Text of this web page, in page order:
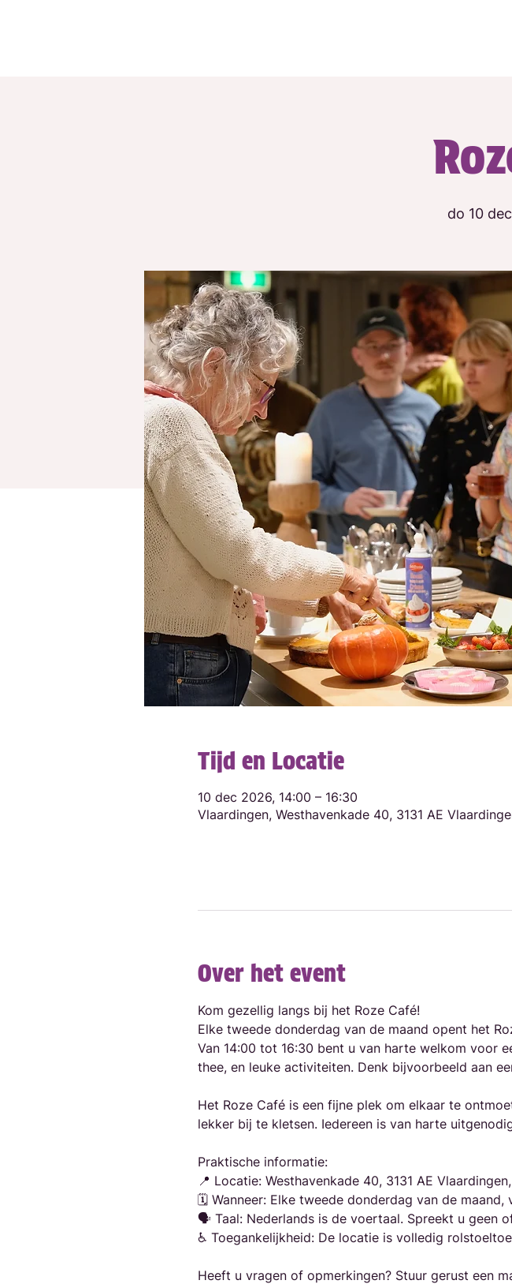
do 10 dec
Tijd en Locatie
10 dec 2026, 14:00 – 16:30
Vlaardingen, Westhavenkade 40, 3131 AE
Over het event
Kom gezellig langs bij het Roze Café!
Elke tweede donderdag van de maand opent het
Van 14:00 tot 16:30 bent u van harte welkom voor
thee, en leuke activiteiten. Denk bijvoorbeeld aan
Het Roze Café is een fijne plek om elkaar te
lekker bij te kletsen. Iedereen is van harte
Praktische informatie:
📍 Locatie: Westhavenkade 40, 3131 AE
🗓️ Wanneer: Elke tweede donderdag van de maand,
🗣️ Taal: Nederlands is de voertaal. Spreekt u geen
♿ Toegankelijkheid: De locatie is volledig
Heeft u vragen of opmerkingen? Stuur gerust een